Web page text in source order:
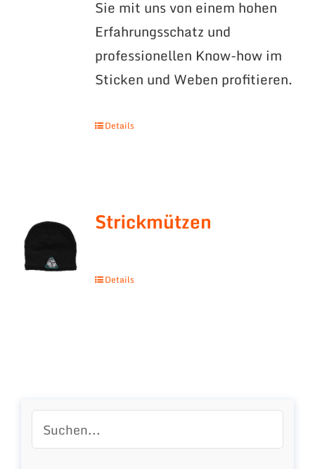
Sie mit uns von einem hohen
Erfahrungsschatz und
professionellen Know-how im
Sticken und Weben profitieren.
Details
Strickmützen
Details